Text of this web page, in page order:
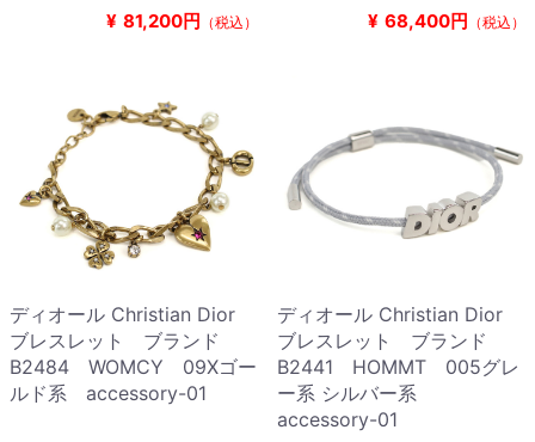
¥ 81,200円 （税込） ¥ 68,400円 （税込）
ディオール Christian Dior
ブレスレット ブランド
B2484 WOMCY 09Xゴー
ルド系 accessory-01
ディオール Christian Dior
ブレスレット ブランド
B2441 HOMMT 005グレ
ー系 シルバー系
accessory-01